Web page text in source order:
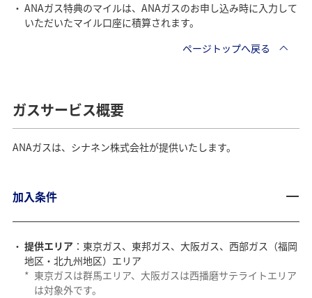
ANAガス特典のマイルは、ANAガスのお申し込み時に入力して
いただいたマイル口座に積算されます。
ページトップへ戻る
ガスサービス概要
ANAガスは、シナネン株式会社が提供いたします。
加入条件
提供エリア：東京ガス、東邦ガス、大阪ガス、西部ガス（福岡
地区・北九州地区）エリア
* 東京ガスは群馬エリア、大阪ガスは西播磨サテライトエリア
は対象外です。